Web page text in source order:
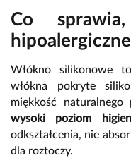
Co
Włókno silikonowe
włókna pokryte
miękkość naturalnego
wysoki poziom
odkształcenia, nie
dla roztoczy.